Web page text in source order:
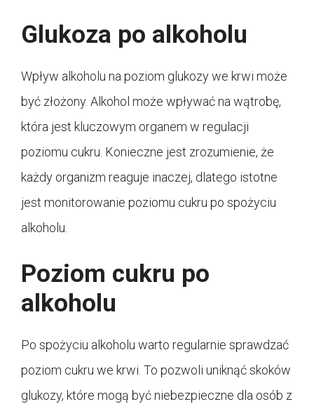
Glukoza po alkoholu
Wpływ alkoholu na poziom glukozy we krwi może
być złożony. Alkohol może wpływać na wątrobę,
która jest kluczowym organem w regulacji
poziomu cukru. Konieczne jest zrozumienie, że
każdy organizm reaguje inaczej, dlatego istotne
jest monitorowanie poziomu cukru po spożyciu
alkoholu.
Poziom cukru po
alkoholu
Po spożyciu alkoholu warto regularnie sprawdzać
poziom cukru we krwi. To pozwoli uniknąć skoków
glukozy, które mogą być niebezpieczne dla osób z